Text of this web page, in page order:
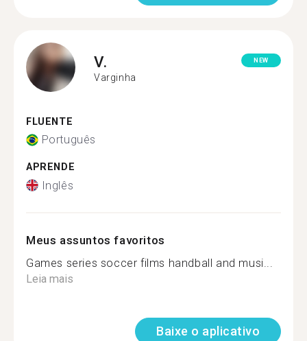
V.
Varginha
NEW
FLUENTE
Português
APRENDE
Inglês
Meus assuntos favoritos
Games series soccer films handball and musi...
Leia mais
Baixe o aplicativo